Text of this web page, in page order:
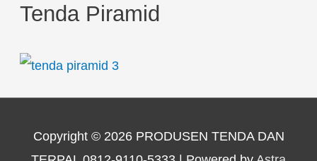
Tenda Piramid
Copyright © 2026 PRODUSEN TENDA DAN